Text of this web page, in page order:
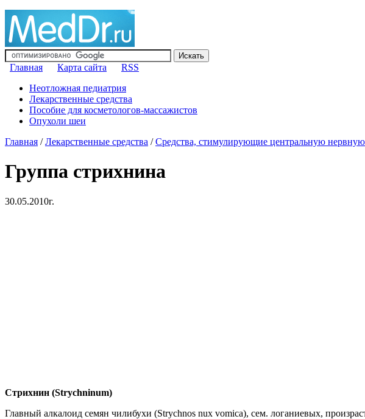
Главная Карта сайта
RSS
Неотложная педиатрия
Лекарственные средства
Пособие для косметологов-массажистов
Опухоли шеи
Главная /Лекарственные средства /Средства, стимулирующие центральную
Группа стрихнина
30.05.2010г.
Стрихнин (Strychninum)
Главный алкалоид семян чилибухи (Strychnos nux vomica), сем. логаниевых,